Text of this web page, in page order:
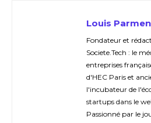
Louis
Fondateur et
Societe.Tech : le
entreprises
d'HEC Paris et
l'incubateur de
startups dans le
Passionné par le